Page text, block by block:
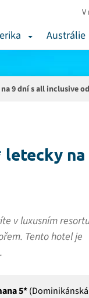
V
Austrálie
9 dní s all inclusive
letecky na
v luxusním
Tento hotel je
5*(Dominikánská